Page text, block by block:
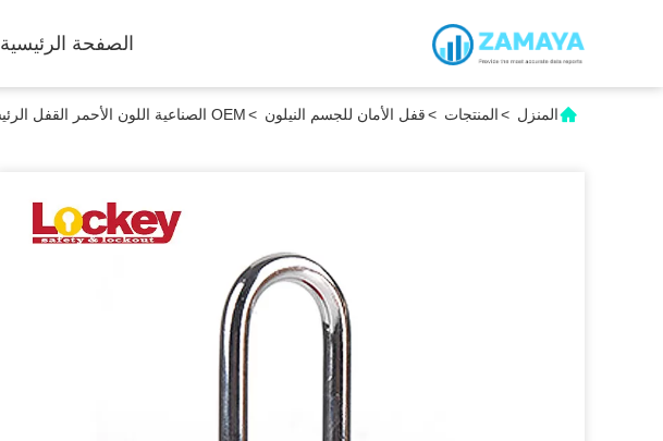
الصفحة الرئيسية
المنزل >المنتجات >قفل الأمان للجسم النيلون >OEM الصناعية اللون الأحمر القفل الرئيسي القفل الأمن القفل القفل المعدني المواد الألومنيوم